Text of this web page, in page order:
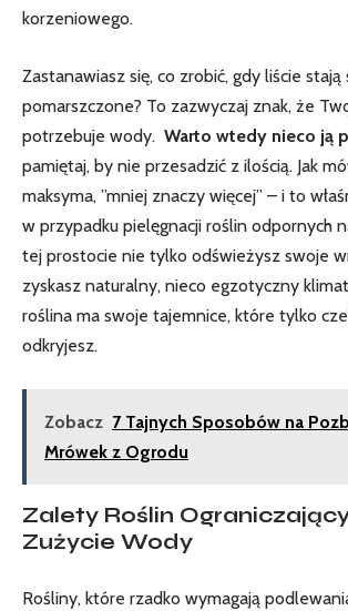
korzeniowego.
Zastanawiasz⁣ się, co zrobić, ‍gdy liście stają
pomarszczone? To zazwyczaj znak, że
potrzebuje wody. ‌ Warto wtedy nieco ją
pamiętaj, by nie przesadzić z ilością. Jak
maksyma, ‍”mniej znaczy więcej” – i to
w przypadku pielęgnacji roślin odpornych
tej‍ prostocie nie tylko odświeżysz swoje
zyskasz naturalny, nieco egzotyczny
⁢roślina ma swoje tajemnice, które tylko
‌odkryjesz.
Zobacz 7 Tajnych Sposobów na
Mrówek z Ogrodu
Zalety Roślin
Zużycie Wody
Rośliny, które rzadko wymagają